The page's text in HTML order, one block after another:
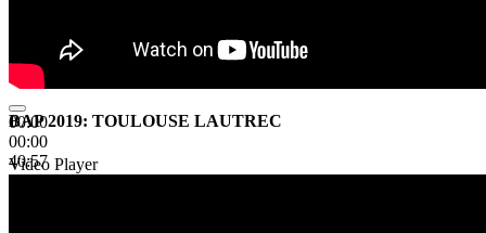
00:00
00:00
40:57
BAP 2019: TOULOUSE LAUTREC
Video Player